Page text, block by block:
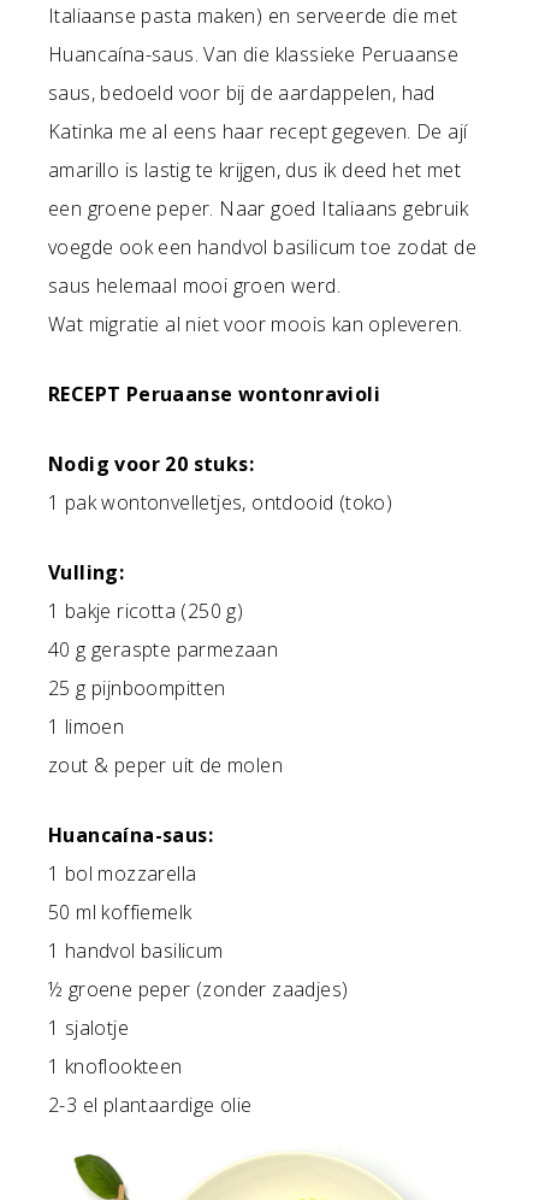
Italiaanse pasta maken) en serveerde die met
Huancaína-saus. Van die klassieke Peruaanse
saus, bedoeld voor bij de aardappelen, had
Katinka me al eens haar recept gegeven. De ají
amarillo is lastig te krijgen, dus ik deed het met
een groene peper. Naar goed Italiaans gebruik
voegde ook een handvol basilicum toe zodat de
saus helemaal mooi groen werd.
Wat migratie al niet voor moois kan opleveren.
RECEPT Peruaanse wontonravioli
Nodig voor 20 stuks:
1 pak wontonvelletjes, ontdooid (toko)
Vulling:
1 bakje ricotta (250 g)
40 g geraspte parmezaan
25 g pijnboompitten
1 limoen
zout & peper uit de molen
Huancaína-saus:
1 bol mozzarella
50 ml koffiemelk
1 handvol basilicum
½ groene peper (zonder zaadjes)
1 sjalotje
1 knoflookteen
2-3 el plantaardige olie